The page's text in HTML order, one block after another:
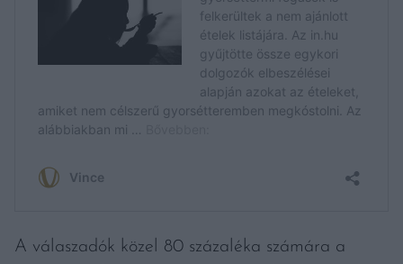
A válaszadók közel 80 százaléka számára a